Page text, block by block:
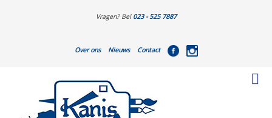
Vragen? Bel 023 - 525 7887
Over ons Nieuws Contact